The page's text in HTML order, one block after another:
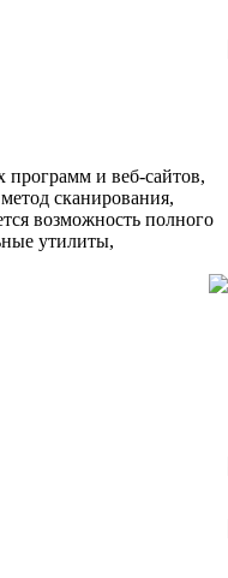
программ и веб-сайтов,
сканирования,
возможность полного
утилиты,